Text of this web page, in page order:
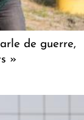
de guerre,
»